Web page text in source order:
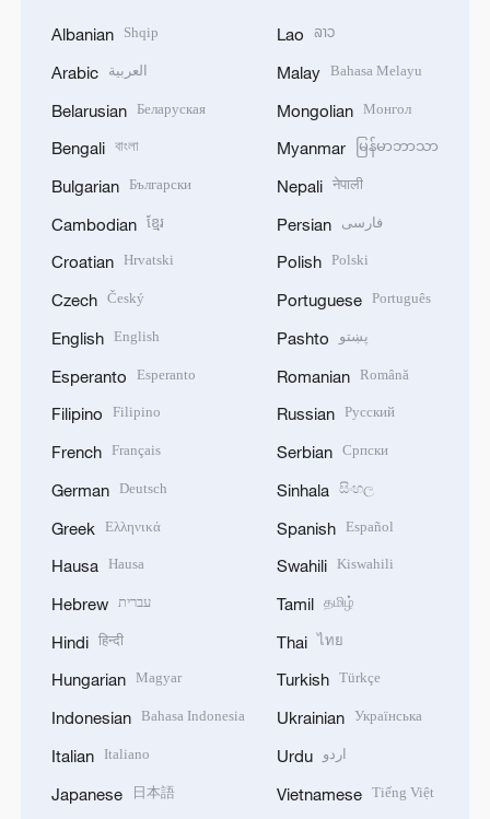
Albanian Shqip
Arabic العربية
Belarusian Беларуская
Bengali বাংলা
Bulgarian Български
Cambodian ខ្មែរ
Croatian Hrvatski
Czech Český
English English
Esperanto Esperanto
Filipino Filipino
French Français
German Deutsch
Greek Ελληνικά
Hausa Hausa
Hebrew עברית
Hindi हिन्दी
Hungarian Magyar
Indonesian Bahasa Indonesia
Italian Italiano
Japanese
日本語
Lao ລາວ
Malay Bahasa Melayu
Mongolian Монгол
Myanmar မြန်မာဘာသာ
Nepali नेपाली
Persian فارسی
Polish Polski
Portuguese Português
Pashto پښتو
Romanian Română
Russian Русский
Serbian Српски
Sinhala සිංහල
Spanish Español
Swahili Kiswahili
Tamil தமிழ்
Thai ไทย
Turkish Türkçe
Ukrainian Українська
Urdu اردو
Vietnamese Tiếng Việt